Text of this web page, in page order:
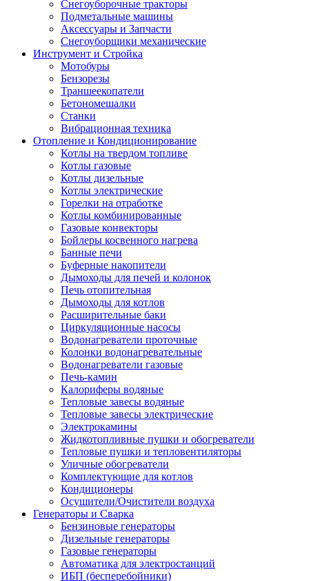
Снегоуборочные тракторы
Подметальные машины
Аксессуары и Запчасти
Снегоуборщики механические
Инструмент и Стройка
Мотобуры
Бензорезы
Траншеекопатели
Бетономешалки
Станки
Вибрационная техника
Отопление и Кондиционирование
Котлы на твердом топливе
Котлы газовые
Котлы дизельные
Котлы электрические
Горелки на отработке
Котлы комбинированные
Газовые конвекторы
Бойлеры косвенного нагрева
Банные печи
Буферные накопители
Дымоходы для печей и колонок
Печь отопительная
Дымоходы для котлов
Расширительные баки
Циркуляционные насосы
Водонагреватели проточные
Колонки водонагревательные
Водонагреватели газовые
Печь-камин
Калориферы водяные
Тепловые завесы водяные
Тепловые завесы электрические
Электрокамины
Жидкотопливные пушки и обогреватели
Тепловые пушки и тепловентиляторы
Уличные обогреватели
Комплектующие для котлов
Кондиционеры
Осушители/Очистители воздуха
Генераторы и Сварка
Бензиновые генераторы
Дизельные генераторы
Газовые генераторы
Автоматика для электростанций
ИБП (бесперебойники)